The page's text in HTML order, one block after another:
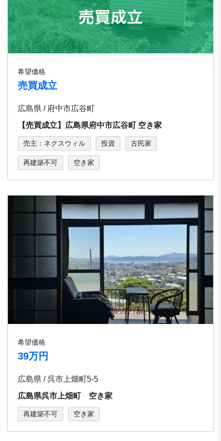
希望価格
売買成立
広島県 / 府中市広谷町
【売買成立】広島県府中市広谷町 空き家
売主：ネクスウィル 投資 古民家
再建築不可 空き家
希望価格
39万円
広島県 / 呉市上畑町5-5
広島県呉市上畑町 空き家
再建築不可 空き家